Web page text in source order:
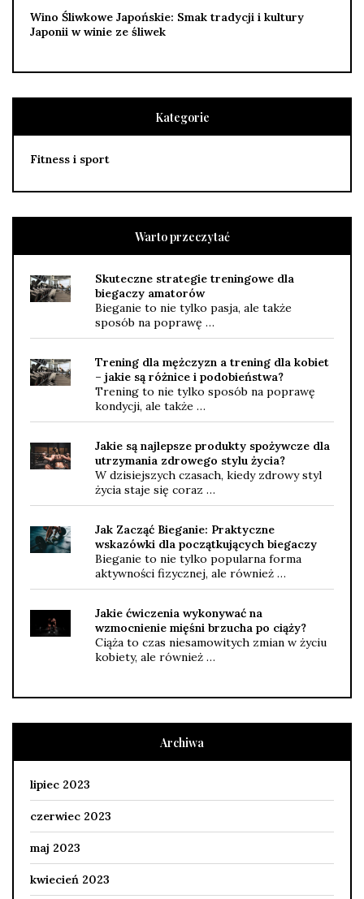
Wino Śliwkowe Japońskie: Smak tradycji i kultury
Japonii w winie ze śliwek
Kategorie
Fitness i sport
Warto przeczytać
Skuteczne strategie treningowe dla
biegaczy amatorów
Bieganie to nie tylko pasja, ale także
sposób na poprawę …
Trening dla mężczyzn a trening dla kobiet
– jakie są różnice i podobieństwa?
Trening to nie tylko sposób na poprawę
kondycji, ale także …
Jakie są najlepsze produkty spożywcze dla
utrzymania zdrowego stylu życia?
W dzisiejszych czasach, kiedy zdrowy styl
życia staje się coraz …
Jak Zacząć Bieganie: Praktyczne
wskazówki dla początkujących biegaczy
Bieganie to nie tylko popularna forma
aktywności fizycznej, ale również …
Jakie ćwiczenia wykonywać na
wzmocnienie mięśni brzucha po ciąży?
Ciąża to czas niesamowitych zmian w życiu
kobiety, ale również …
Archiwa
lipiec 2023
czerwiec 2023
maj 2023
kwiecień 2023